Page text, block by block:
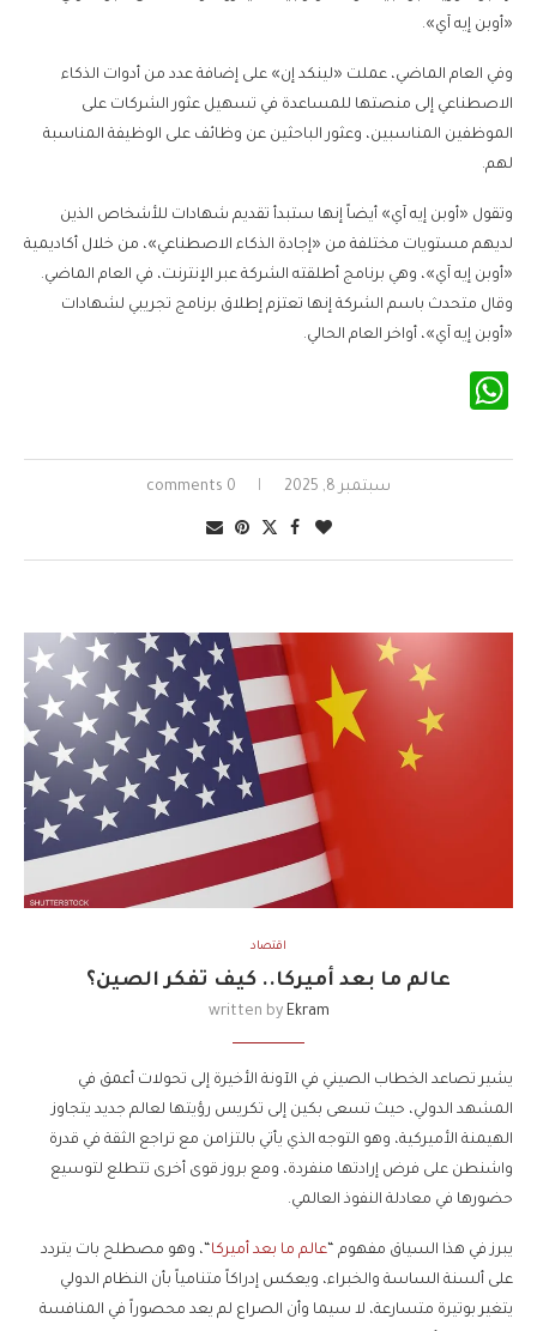
«أوبن إيه آي».
وفي العام الماضي، عملت «لينكد إن» على إضافة عدد من أدوات الذكاء
الاصطناعي إلى منصتها للمساعدة في تسهيل عثور الشركات على
الموظفين المناسبين، وعثور الباحثين عن وظائف على الوظيفة المناسبة
لهم.
وتقول «أوبن إيه آي» أيضاً إنها ستبدأ تقديم شهادات للأشخاص الذين
لديهم مستويات مختلفة من «إجادة الذكاء الاصطناعي»، من خلال أكاديمية
«أوبن إيه آي»، وهي برنامج أطلقته الشركة عبر الإنترنت، في العام الماضي.
وقال متحدث باسم الشركة إنها تعتزم إطلاق برنامج تجريبي لشهادات
«أوبن إيه آي»، أواخر العام الحالي.
سبتمبر 8, 2025 0 comments
اقتصاد
عالم ما بعد أميركا.. كيف تفكر الصين؟
written by Ekram
يشير تصاعد الخطاب الصيني في الآونة الأخيرة إلى تحولات أعمق في
المشهد الدولي، حيث تسعى بكين إلى تكريس رؤيتها لعالم جديد يتجاوز
الهيمنة الأميركية، وهو التوجه الذي يأتي بالتزامن مع تراجع الثقة في قدرة
واشنطن على فرض إرادتها منفردة، ومع بروز قوى أخرى تتطلع لتوسيع
حضورها في معادلة النفوذ العالمي.
يبرز في هذا السياق مفهوم “عالم ما بعد أميركا“، وهو مصطلح بات يتردد
على ألسنة الساسة والخبراء، ويعكس إدراكاً متنامياً بأن النظام الدولي
يتغير بوتيرة متسارعة، لا سيما وأن الصراع لم يعد محصوراً في المنافسة